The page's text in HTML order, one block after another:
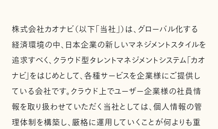
株式会社カオナビ（以下「当社」）は、グローバル化する
経済環境の中、日本企業の新しいマネジメントスタイルを
追求すべく、クラウド型タレントマネジメントシステム「カオ
ナビ」をはじめとして、各種サービスを企業様にご提供し
ている会社です。クラウド上でユーザー企業様の社員情
報を取り扱わせていただく当社としては、個人情報の管
理体制を構築し、厳格に運用していくことが何よりも重